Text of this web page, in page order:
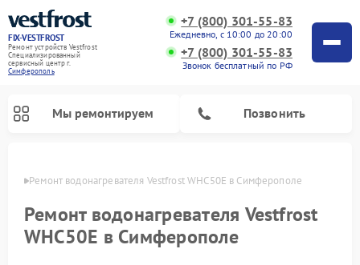
FIX-VESTFROST
Ремонт устройств Vestfrost
Специализированный
cервисный центр г.
Симферополь
+7 (800) 301-55-83
Ежедневно, с 10:00 до 20:00
+7 (800) 301-55-83
Звонок бесплатный по РФ
Мы ремонтируем Позвонить
Ремонт водонагревателя Vestfrost WHC50E в Симферополе
Ремонт водонагревателя Vestfrost
WHC50E в Симферополе